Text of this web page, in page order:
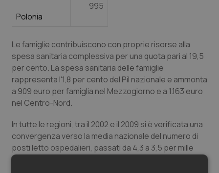
Polonia
995
Le famiglie contribuiscono con proprie risorse alla
spesa sanitaria complessiva per una quota pari al 19,5
per cento. La spesa sanitaria delle famiglie
rappresenta l'1,8 per cento del Pil nazionale e ammonta
a 909 euro per famiglia nel Mezzogiorno e a 1.163 euro
nel Centro-Nord.
In tutte le regioni, tra il 2002 e il 2009 si è verificata una
convergenza verso la media nazionale del numero di
posti letto ospedalieri, passati da 4,3 a 3,5 per mille
abitanti.